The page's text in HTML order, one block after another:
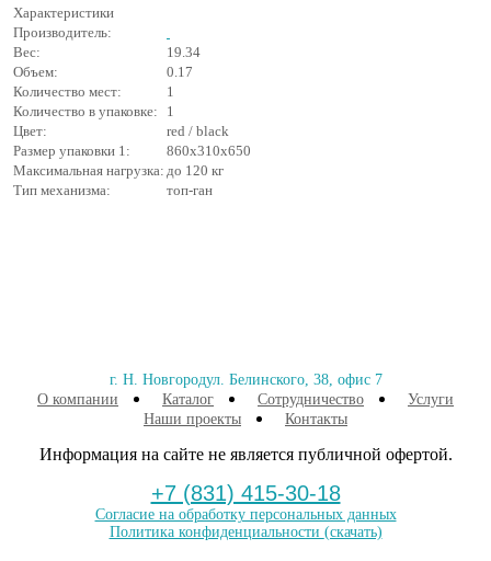
Характеристики
Производитель:
Вес:
19.34
Объем:
0.17
Количество мест:
1
Количество в упаковке:
1
Цвет:
red / black
Размер упаковки 1:
860х310х650
Максимальная нагрузка: до 120 кг
Тип механизма:
топ-ган
г. Н. Новгородул. Белинского, 38, офис 7
О компании
Каталог Сотрудничество
Услуги
Наши проекты
Контакты
Информация на сайте не является публичной офертой.
+7 (831) 415-30-18
Согласие на обработку персональных данных
Политика конфиденциальности (скачать)